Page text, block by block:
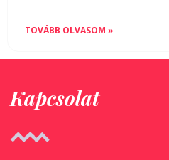
TOVÁBB OLVASOM »
Kapcsolat